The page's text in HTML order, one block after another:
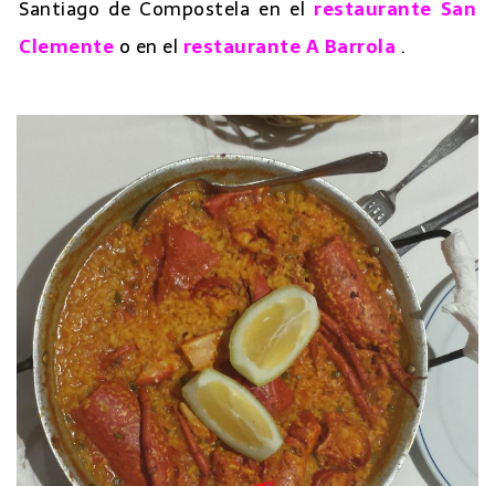
Santiago de Compostela en el restaurante San
Clemente o en el restaurante A Barrola .